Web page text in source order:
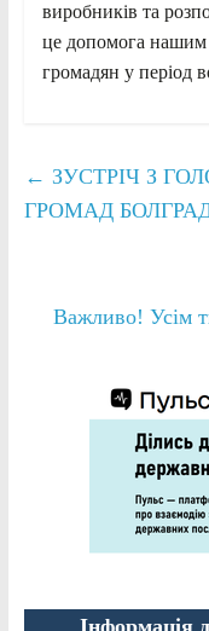
виробників та
це допомога нашим
громадян у період
← ЗУСТРІЧ З
ГРОМАД
Важливо! Усім